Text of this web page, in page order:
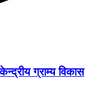
ग्राम्य विकास